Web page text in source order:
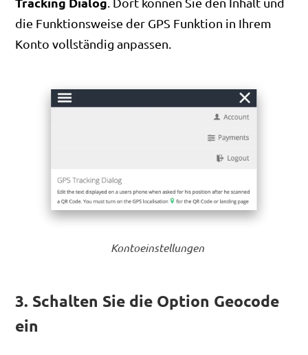
die Funktionsweise der GPS Funktion in Ihrem
Konto vollständig anpassen.
Kontoeinstellungen
3. Schalten Sie die Option Geocode
ein